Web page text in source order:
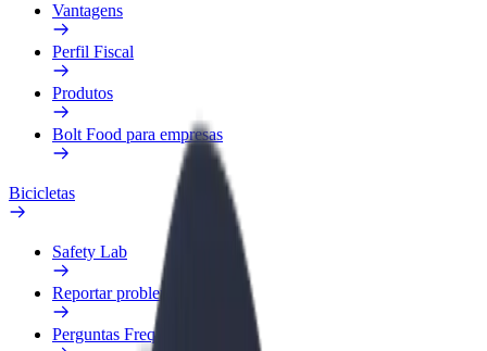
Vantagens
Perfil Fiscal
Produtos
Bolt Food para empresas
Bicicletas
Safety Lab
Reportar problema
Perguntas Frequentes